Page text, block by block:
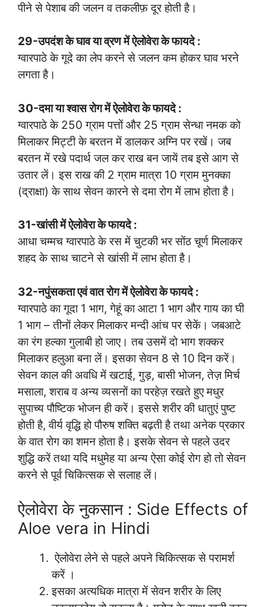
पीने से पेशाब की जलन व तकलीफ़ दूर होती है।
29-उपदंश के घाव या व्रण में ऐलोवेरा के फायदे :
ग्वारपाठे के गूदे का लेप करने से जलन कम होकर घाव भरने
लगता है।
30-दमा या श्वास रोग में ऐलोवेरा के फायदे :
ग्वारपाठे के 250 ग्राम पत्तों और 25 ग्राम सेन्धा नमक को
मिलाकर मिट्टी के बरतन में डालकर अग्नि पर रखें। जब
बरतन में रखे पदार्थ जल कर राख बन जायें तब इसे आग से
उतार लें। इस राख की 2 ग्राम मात्रा 10 ग्राम मुनक्का
(द्राक्षा) के साथ सेवन कारने से दमा रोग में लाभ होता है।
31-खांसी में ऐलोवेरा के फायदे :
आधा चम्मच ग्वारपाठे के रस में चुटकी भर सोंठ चूर्ण मिलाकर
शहद के साथ चाटने से खांसी में लाभ होता है।
32-नपुंसकता एवं वात रोग में ऐलोवेरा के फायदे :
ग्वारपाठे का गूदा 1 भाग, गेहूं का आटा 1 भाग और गाय का घी
1 भाग – तीनों लेकर मिलाकर मन्दी आंच पर सेकें। जबआटे
का रंग हल्का गुलाबी हो जाए। तब उसमें दो भाग शक्कर
मिलाकर हलुआ बना लें। इसका सेवन 8 से 10 दिन करें।
सेवन काल की अवधि में खटाई, गुड़, बासी भोजन, तेज़ मिर्च
मसाला, शराब व अन्य व्यसनों का परहेज़ रखते हुए मधुर
सुपाच्य पौष्टिक भोजन ही करें। इससे शरीर की धातुएं पुष्ट
होती है, वीर्य वृद्धि हो पौरुष शक्ति बढ़ती है तथा अनेक प्रकार
के वात रोग का शमन होता है। इसके सेवन से पहले उदर
शुद्धि करें तथा यदि मधुमेह या अन्य ऐसा कोई रोग हो तो सेवन
करने से पूर्व चिकित्सक से सलाह लें।
ऐलोवेरा के नुकसान : Side Effects of
Aloe vera in Hindi
ऐलोवेरा लेने से पहले अपने चिकित्सक से परामर्श
करें ।
इसका अत्यधिक मात्रा में सेवन शरीर के लिए